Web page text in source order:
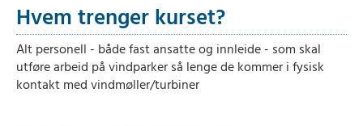
Hvem trenger kurset?
Alt personell - både fast ansatte og innleide - som skal
utføre arbeid på vindparker så lenge de kommer i fysisk
kontakt med vindmøller/turbiner